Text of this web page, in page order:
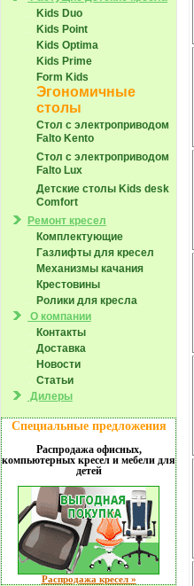
Kids Duo
Kids Point
Kids Optima
Kids Prime
Form Kids
Эгономичные
столы
Стол с электроприводом
Falto Kento
Стол с электроприводом
Falto Lux
Детские столы Kids desk
Comfort
Ремонт кресел
Комплектующие
Газлифты для кресел
Механизмы качания
Крестовины
Ролики для кресла
О компании
Контакты
Доставка
Новости
Статьи
Дилеры
Специальные предложения
Распродажа офисных,
компьютерных кресел и мебели для
детей
Распродажа кресел »